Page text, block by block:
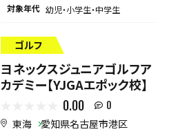
対象年代 幼児・小学生・中学生
ゴルフ
ヨネックスジュニアゴルフア
カデミー【YJGAエポック校】
0.00 0
東海 愛知県名古屋市港区